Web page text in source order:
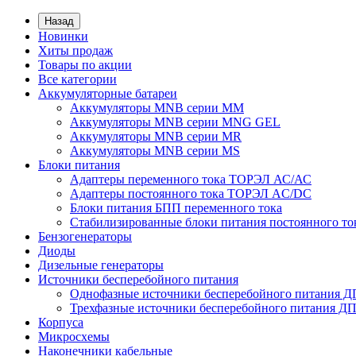
Назад
Новинки
Хиты продаж
Товары по акции
Все категории
Аккумуляторные батареи
Аккумуляторы MNB серии MM
Аккумуляторы MNB серии MNG GEL
Аккумуляторы MNB серии MR
Аккумуляторы MNB серии MS
Блоки питания
Адаптеры переменного тока ТОРЭЛ АС/АС
Адаптеры постоянного тока ТОРЭЛ AC/DC
Блоки питания БПП переменного тока
Стабилизированные блоки питания постоянного
Бензогенераторы
Диоды
Дизельные генераторы
Источники бесперебойного питания
Однофазные источники бесперебойного питания
Трехфазные источники бесперебойного питания
Корпуса
Микросхемы
Наконечники кабельные